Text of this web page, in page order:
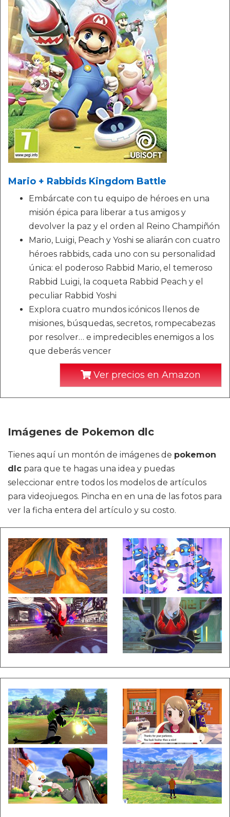
Mario + Rabbids Kingdom Battle
Embárcate con tu equipo de héroes en una
misión épica para liberar a tus amigos y
devolver la paz y el orden al Reino Champiñón
Mario, Luigi, Peach y Yoshi se aliarán con cuatro
héroes rabbids, cada uno con su personalidad
única: el poderoso Rabbid Mario, el temeroso
Rabbid Luigi, la coqueta Rabbid Peach y el
peculiar Rabbid Yoshi
Explora cuatro mundos icónicos llenos de
misiones, búsquedas, secretos, rompecabezas
por resolver… e impredecibles enemigos a los
que deberás vencer
Ver precios en Amazon
Imágenes de Pokemon dlc
Tienes aquí un montón de imágenes de pokemon
dlc para que te hagas una idea y puedas
seleccionar entre todos los modelos de artículos
para videojuegos. Pincha en en una de las fotos para
ver la ficha entera del artículo y su costo.